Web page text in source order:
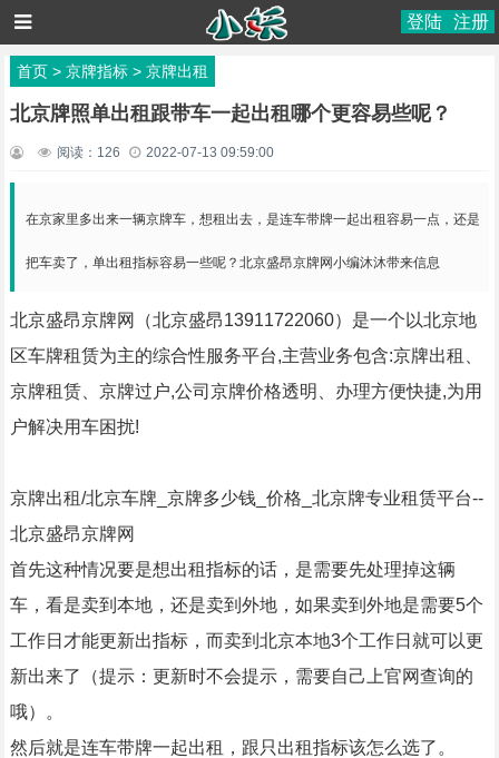
登陆 注册
首页> 京牌指标> 京牌出租
北京牌照单出租跟带车一起出租哪个更容易些呢？
阅读： 126 2022-07-13 09:59:00
在京家里多出来一辆京牌车，想租出去，是连车带牌一起出租容易一点，还是
把车卖了，单出租指标容易一些呢？北京盛昂京牌网小编沐沐带来信息
北京盛昂京牌网（北京盛昂13911722060）是一个以北京地
区车牌租赁为主的综合性服务平台,主营业务包含:京牌出租、
京牌租赁、京牌过户,公司京牌价格透明、办理方便快捷,为用
户解决用车困扰!
京牌出租/北京车牌_京牌多少钱_价格_北京牌专业租赁平台--
北京盛昂京牌网
首先这种情况要是想出租指标的话，是需要先处理掉这辆
车，看是卖到本地，还是卖到外地，如果卖到外地是需要5个
工作日才能更新出指标，而卖到北京本地3个工作日就可以更
新出来了（提示：更新时不会提示，需要自己上官网查询的
哦）。
然后就是连车带牌一起出租，跟只出租指标该怎么选了。